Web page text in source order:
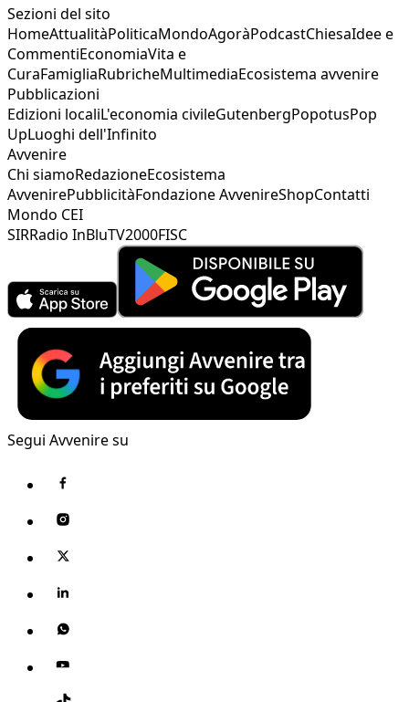
Sezioni del sito
HomeAttualitàPoliticaMondoAgoràPodcastChiesaIdee e
CommentiEconomiaVita e
CuraFamigliaRubricheMultimediaEcosistema avvenire
Pubblicazioni
Edizioni localiL'economia civileGutenbergPopotusPop
UpLuoghi dell'Infinito
Avvenire
Chi siamoRedazioneEcosistema
AvvenirePubblicitàFondazione AvvenireShopContatti
Mondo CEI
SIRRadio InBluTV2000FISC
Segui Avvenire su